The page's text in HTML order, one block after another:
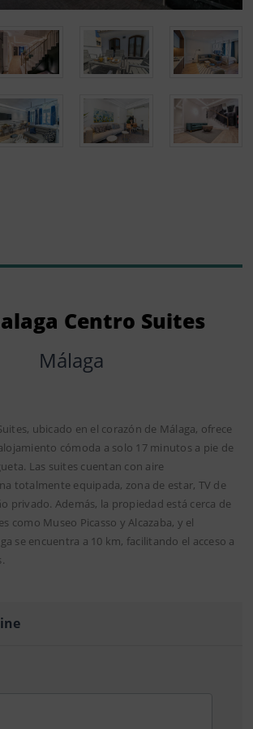
Centro Suites
Málaga
ubicado en el corazón de Málaga, ofrece
cómoda a solo 17 minutos a pie de
Las suites cuentan con aire
totalmente equipada, zona de estar, TV de
privado. Además, la propiedad está cerca de
como Museo Picasso y Alcazaba, y el
se encuentra a 10 km, facilitando el acceso a